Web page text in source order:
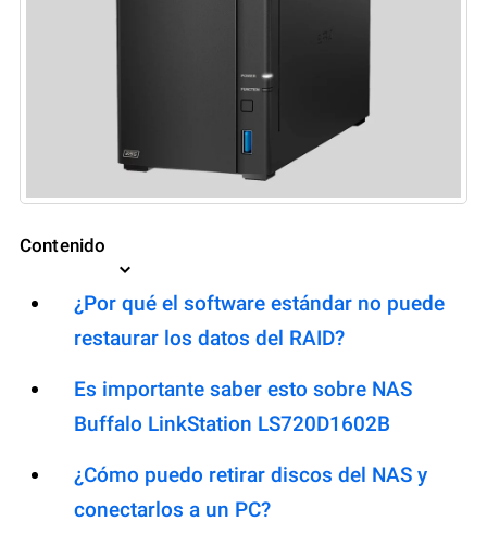
Contenido
¿Por qué el software estándar no puede
restaurar los datos del RAID?
Es importante saber esto sobre NAS
Buffalo LinkStation LS720D1602B
¿Cómo puedo retirar discos del NAS y
conectarlos a un PC?